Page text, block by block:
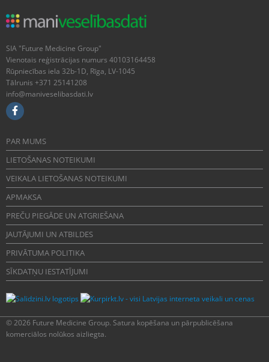
SIA "Future Medicine Group"
Vienotais reģistrācijas numurs 40103164458
Rūpniecības iela 32b-1D, Rīga, LV-1045
Tālrunis +371 25141208
info@maniveselibasdati.lv
PAR MUMS
LIETOŠANAS NOTEIKUMI
VEIKALA LIETOŠANAS NOTEIKUMI
APMAKSA
PREČU PIEGĀDE UN ATGRIEŠANA
JAUTĀJUMI UN ATBILDES
PRIVĀTUMA POLITIKA
SĪKDATŅU IESTATĪJUMI
© 2026 Future Medicine Group. Satura kopēšana un pārpublicēšana
komerciālos nolūkos aizliegta.